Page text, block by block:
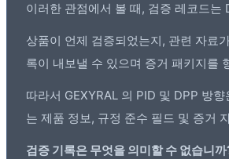
이러한 관점에서 볼 때, 검증 레코드
상품이 언제 검증되었는지, 관련 자료
록이 내보낼 수 있으며 증거 패키지를
따라서 GEXYRAL 의 PID 및 DPP 방
는 제품 정보, 규정 준수 필드 및 증거
검증 기록은 무엇을 의미할 수 없습니까